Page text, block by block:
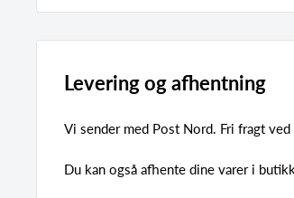
Levering og afhentning
Vi sender med Post Nord. Fri fragt
Du kan også afhente dine varer i